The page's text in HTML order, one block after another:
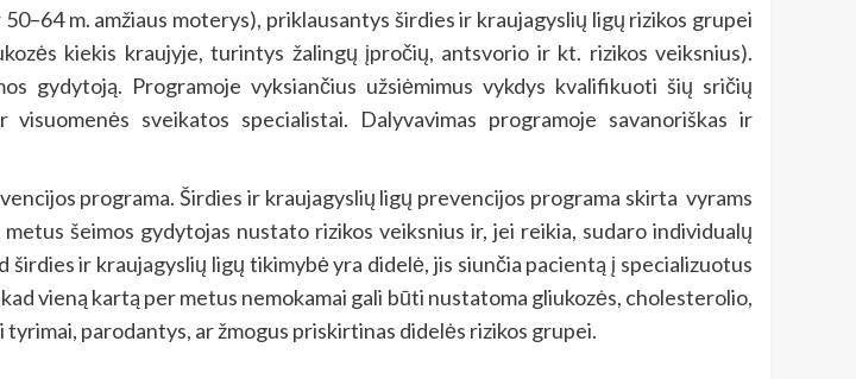
m. amžiaus moterys), priklausantys širdies ir kraujagyslių ligų rizikos grupei
kiekis kraujyje, turintys žalingų įpročių, antsvorio ir kt. rizikos veiksnius).
gydytoją. Programoje vyksiančius užsiėmimus vykdys kvalifikuoti šių sričių
sveikatos specialistai. Dalyvavimas programoje savanoriškas ir
programa. Širdies ir kraujagyslių ligų prevencijos programa skirta vyrams
šeimos gydytojas nustato rizikos veiksnius ir, jei reikia, sudaro individualų
ir kraujagyslių ligų tikimybė yra didelė, jis siunčia pacientą į specializuotus
vieną kartą per metus nemokamai gali būti nustatoma gliukozės, cholesterolio,
parodantys, ar žmogus priskirtinas didelės rizikos grupei.